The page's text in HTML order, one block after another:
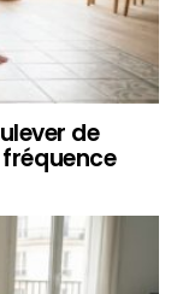
de